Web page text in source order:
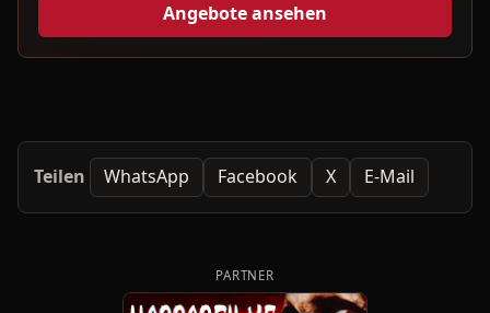
Angebote ansehen
Teilen WhatsApp Facebook X E-Mail
PARTNER